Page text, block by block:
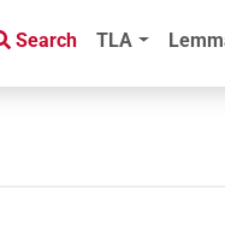
Search TLA